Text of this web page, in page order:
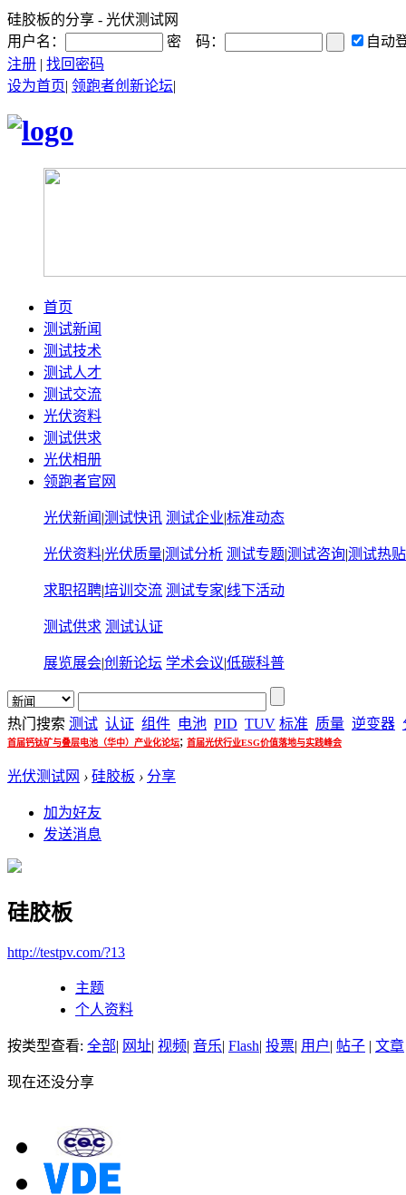
硅胶板的分享 - 光伏测试网
用户名：
密 码：
自动
注册 | 找回密码
设为首页| 领跑者创新论坛|
首页
测试新闻
测试技术
测试人才
测试交流
光伏资料
测试供求
光伏相册
领跑者官网
光伏新闻 |测试快讯 测试企业|标准动态
光伏资料|光伏质量|测试分析 测试专题|测试咨询|测试热贴
求职招聘|培训交流 测试专家|线下活动
测试供求 测试认证
展览展会|创新论坛 学术会议|低碳科普
热门搜索 测试 认证 组件 电池 PID TUV 标准 质量 逆变器
首届钙钛矿与叠层电池（华中）产业化论坛; 首届光伏行业ESG价值落地与实践峰会
光伏测试网 › 硅胶板 › 分享
加为好友
发送消息
硅胶板
http://testpv.com/?13
主题
个人资料
按类型查看: 全部| 网址| 视频| 音乐| Flash| 投票| 用户| 帖子 | 文章
现在还没分享